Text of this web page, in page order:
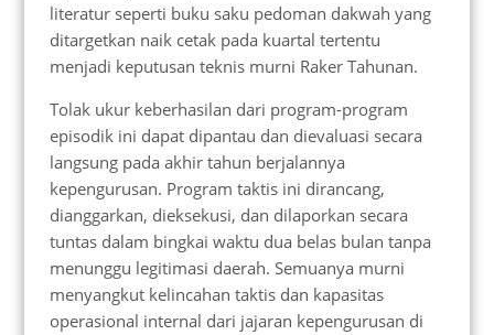
literatur seperti buku saku pedoman dakwah yang
ditargetkan naik cetak pada kuartal tertentu
menjadi keputusan teknis murni Raker Tahunan.
Tolak ukur keberhasilan dari program-program
episodik ini dapat dipantau dan dievaluasi secara
langsung pada akhir tahun berjalannya
kepengurusan. Program taktis ini dirancang,
dianggarkan, dieksekusi, dan dilaporkan secara
tuntas dalam bingkai waktu dua belas bulan tanpa
menunggu legitimasi daerah. Semuanya murni
menyangkut kelincahan taktis dan kapasitas
operasional internal dari jajaran kepengurusan di